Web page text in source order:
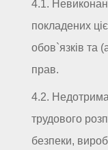
4.1.
покладених
обов`язків та
прав.
4.2.
трудового
безпеки,